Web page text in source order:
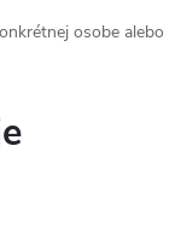
osobe alebo